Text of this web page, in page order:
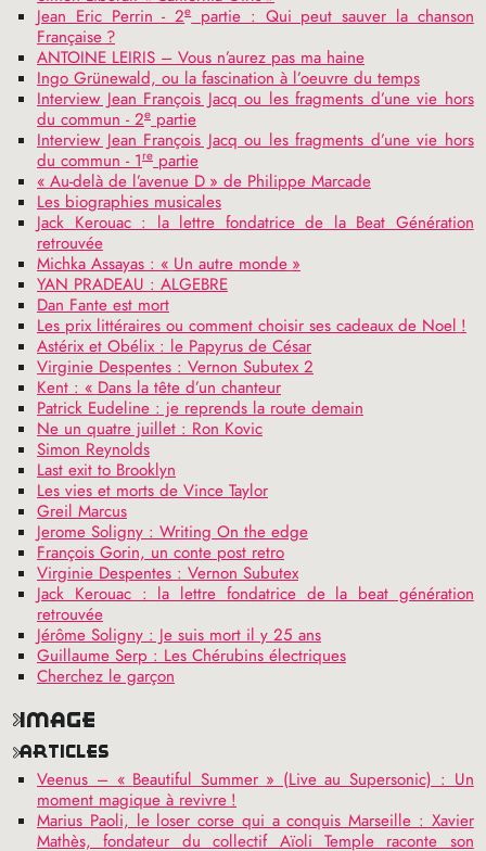
Jean Eric Perrin - 2epartie : Qui peut sauver la chanson
Française ?
ANTOINE LEIRIS – Vous n’aurez pas ma haine
Ingo Grünewald, ou la fascination à l’oeuvre du temps
Interview Jean François Jacq ou les fragments d’une vie hors
du commun - 2e partie
Interview Jean François Jacq ou les fragments d’une vie hors
du commun - 1re partie
« Au-delà de l’avenue D » de Philippe Marcade
Les biographies musicales
Jack Kerouac : la lettre fondatrice de la Beat Génération
retrouvée
Michka Assayas : « Un autre monde »
YAN PRADEAU : ALGEBRE
Dan Fante est mort
Les prix littéraires ou comment choisir ses cadeaux de Noel !
Astérix et Obélix : le Papyrus de César
Virginie Despentes : Vernon Subutex 2
Kent : « Dans la tête d’un chanteur
Patrick Eudeline : je reprends la route demain
Ne un quatre juillet : Ron Kovic
Simon Reynolds
Last exit to Brooklyn
Les vies et morts de Vince Taylor
Greil Marcus
Jerome Soligny : Writing On the edge
François Gorin, un conte post retro
Virginie Despentes : Vernon Subutex
Jack Kerouac : la lettre fondatrice de la beat génération
retrouvée
Jérôme Soligny : Je suis mort il y 25 ans
Guillaume Serp : Les Chérubins électriques
Cherchez le garçon
image
articles
Veenus – « Beautiful Summer » (Live au Supersonic) : Un
moment magique à revivre !
Marius Paoli, le loser corse qui a conquis Marseille : Xavier
Mathès, fondateur du collectif Aïoli Temple raconte son